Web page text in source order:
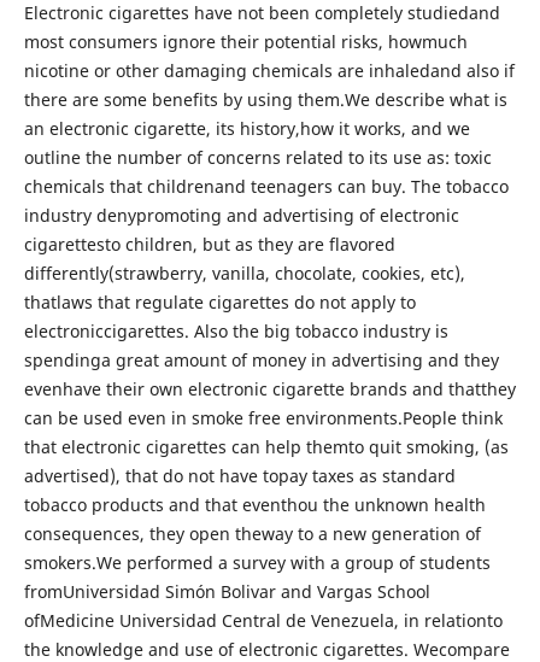
Electronic cigarettes have not been completely studiedand
most consumers ignore their potential risks, howmuch
nicotine or other damaging chemicals are inhaledand also if
there are some benefits by using them.We describe what is
an electronic cigarette, its history,how it works, and we
outline the number of concerns related to its use as: toxic
chemicals that childrenand teenagers can buy. The tobacco
industry denypromoting and advertising of electronic
cigarettesto children, but as they are flavored
differently(strawberry, vanilla, chocolate, cookies, etc),
thatlaws that regulate cigarettes do not apply to
electroniccigarettes. Also the big tobacco industry is
spendinga great amount of money in advertising and they
evenhave their own electronic cigarette brands and thatthey
can be used even in smoke free environments.People think
that electronic cigarettes can help themto quit smoking, (as
advertised), that do not have topay taxes as standard
tobacco products and that eventhou the unknown health
consequences, they open theway to a new generation of
smokers.We performed a survey with a group of students
fromUniversidad Simón Bolivar and Vargas School
ofMedicine Universidad Central de Venezuela, in relationto
the knowledge and use of electronic cigarettes. Wecompare